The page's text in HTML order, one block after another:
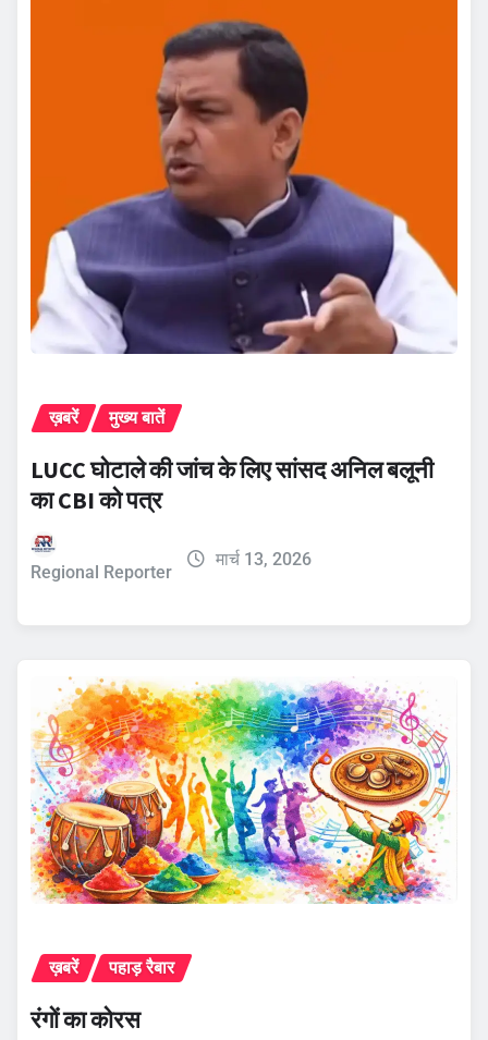
ख़बरें मुख्य बातें
LUCC घोटाले की जांच के लिए सांसद अनिल बलूनी
का CBI को पत्र
Regional Reporter
मार्च 13, 2026
ख़बरें पहाड़ रैबार
रंगों का कोरस